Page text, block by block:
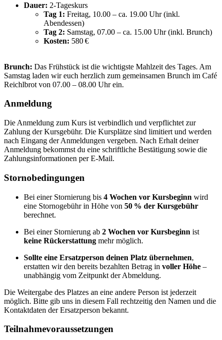
Dauer: 2-Tageskurs
Tag 1: Freitag, 10.00 – ca. 19.00 Uhr (inkl.
Abendessen)
Tag 2: Samstag, 07.00 – ca. 15.00 Uhr (inkl. Brunch)
Kosten: 580 €
Brunch: Das Frühstück ist die wichtigste Mahlzeit des Tages. Am
Samstag laden wir euch herzlich zum gemeinsamen Brunch im Café
Reichlbrot von 07.00 – 08.00 Uhr ein.
Anmeldung
Die Anmeldung zum Kurs ist verbindlich und verpflichtet zur
Zahlung der Kursgebühr. Die Kursplätze sind limitiert und werden
nach Eingang der Anmeldungen vergeben. Nach Erhalt deiner
Anmeldung bekommst du eine schriftliche Bestätigung sowie die
Zahlungsinformationen per E-Mail.
Stornobedingungen
Bei einer Stornierung bis 4 Wochen vor Kursbeginn wird
eine Stornogebühr in Höhe von 50 % der Kursgebühr
berechnet.
Bei einer Stornierung ab 2 Wochen vor Kursbeginn ist
keine Rückerstattung mehr möglich.
Sollte eine Ersatzperson deinen Platz übernehmen,
erstatten wir den bereits bezahlten Betrag in voller Höhe –
unabhängig vom Zeitpunkt der Abmeldung.
Die Weitergabe des Platzes an eine andere Person ist jederzeit
möglich. Bitte gib uns in diesem Fall rechtzeitig den Namen und die
Kontaktdaten der Ersatzperson bekannt.
Teilnahmevoraussetzungen